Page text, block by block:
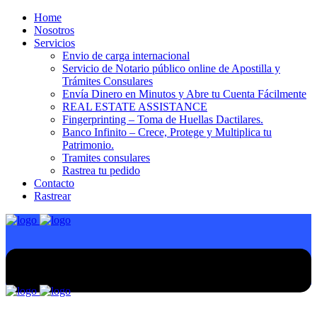
Home
Nosotros
Servicios
Envio de carga internacional
Servicio de Notario público online de Apostilla y
Trámites Consulares
Envía Dinero en Minutos y Abre tu Cuenta Fácilmente
REAL ESTATE ASSISTANCE
Fingerprinting – Toma de Huellas Dactilares.
Banco Infinito – Crece, Protege y Multiplica tu
Patrimonio.
Tramites consulares
Rastrea tu pedido
Contacto
Rastrear